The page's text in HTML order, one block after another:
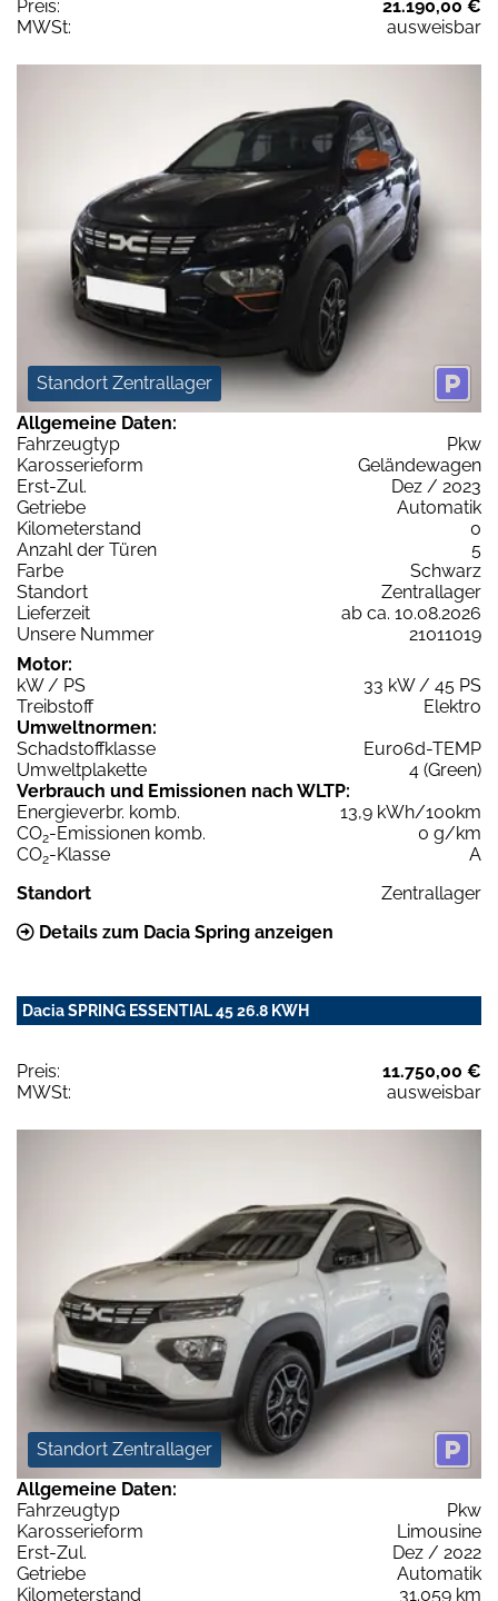
Preis:
21.190,00 €
MWSt:
ausweisbar
Standort Zentrallager
Allgemeine Daten:
Fahrzeugtyp
Pkw
Karosserieform
Geländewagen
Erst-Zul.
Dez / 2023
Getriebe
Automatik
Kilometerstand
0
Anzahl der Türen
5
Farbe
Schwarz
Standort
Zentrallager
Lieferzeit
ab ca. 10.08.2026
Unsere Nummer
21011019
Motor:
kW / PS
33 kW / 45 PS
Treibstoff
Elektro
Umweltnormen:
Schadstoffklasse
Euro6d-TEMP
Umweltplakette
4 (Green)
Verbrauch und Emissionen nach WLTP:
Energieverbr. komb.
13,9 kWh/100km
CO2-Emissionen komb.
0 g/km
CO2-Klasse
A
Standort
Zentrallager
Details zum Dacia Spring anzeigen
Dacia SPRING ESSENTIAL 45 26.8 KWH
Preis:
11.750,00 €
MWSt:
ausweisbar
Standort Zentrallager
Allgemeine Daten:
Fahrzeugtyp
Pkw
Karosserieform
Limousine
Erst-Zul.
Dez / 2022
Getriebe
Automatik
Kilometerstand
31.059 km